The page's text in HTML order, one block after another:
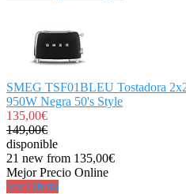
SMEG TSF01BLEU Tostadora
950W Negra 50's Style
135,00€
149,00€
disponible
21 new from 135,00€
Mejor Precio Online
Ver Oferta